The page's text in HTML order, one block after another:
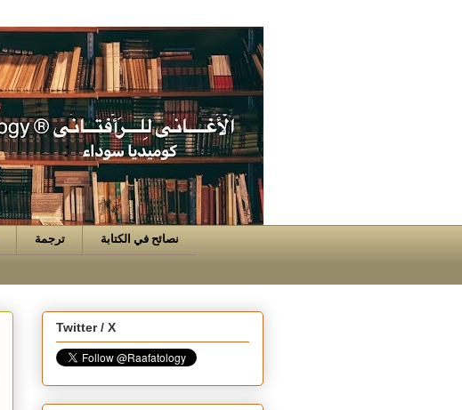
ترجمة نصائح في الكتابة
Twitter / X